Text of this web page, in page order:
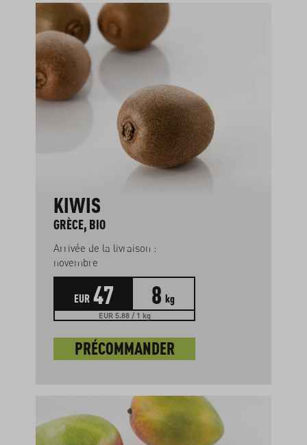
KIWIS
GRÈCE, BIO
Arrivée de la livraison :
novembre
EUR 47 8 kg
EUR 5.88 / 1 kg
PRÉCOMMANDER